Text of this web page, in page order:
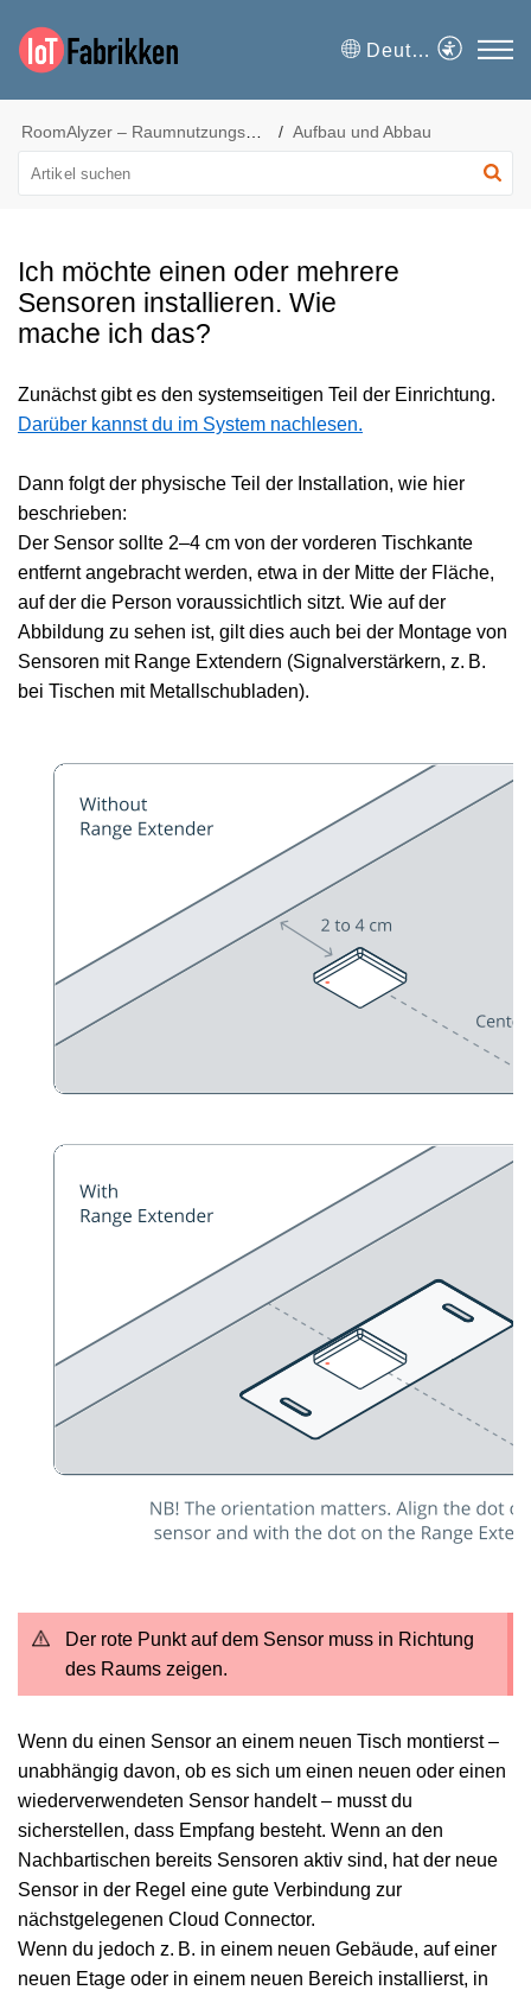
Deutsch
Aufbau und Abbau
Ich möchte einen oder mehrere
Sensoren installieren. Wie
mache ich das?
Zunächst gibt es den systemseitigen Teil der Einrichtung.
Darüber kannst du im System nachlesen.
Dann folgt der physische Teil der Installation, wie hier
beschrieben:
Der Sensor sollte 2–4 cm von der vorderen Tischkante
entfernt angebracht werden, etwa in der Mitte der Fläche,
auf der die Person voraussichtlich sitzt. Wie auf der
Abbildung zu sehen ist, gilt dies auch bei der Montage von
Sensoren mit Range Extendern (Signalverstärkern, z. B.
bei Tischen mit Metallschubladen).
Der rote Punkt auf dem Sensor muss in Richtung
des Raums zeigen.
Wenn du einen Sensor an einem neuen Tisch montierst –
unabhängig davon, ob es sich um einen neuen oder einen
wiederverwendeten Sensor handelt – musst du
sicherstellen, dass Empfang besteht. Wenn an den
Nachbartischen bereits Sensoren aktiv sind, hat der neue
Sensor in der Regel eine gute Verbindung zur
nächstgelegenen Cloud Connector.
Wenn du jedoch z. B. in einem neuen Gebäude, auf einer
neuen Etage oder in einem neuen Bereich installierst, in